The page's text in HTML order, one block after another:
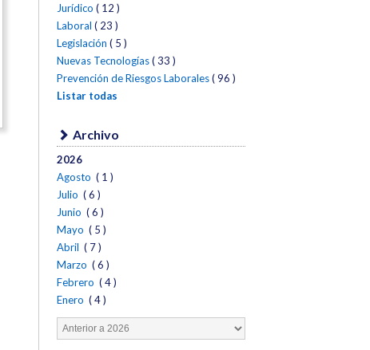
Jurídico ( 12 )
Laboral ( 23 )
Legislación ( 5 )
Nuevas Tecnologías( 33 )
Prevención de Riesgos Laborales( 96 )
Listar todas
Archivo
2026
Agosto ( 1 )
Julio ( 6 )
Junio ( 6 )
Mayo ( 5 )
Abril ( 7 )
Marzo ( 6 )
Febrero ( 4 )
Enero ( 4 )